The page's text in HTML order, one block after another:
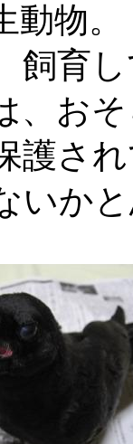
物。
育
お
護さ
いか